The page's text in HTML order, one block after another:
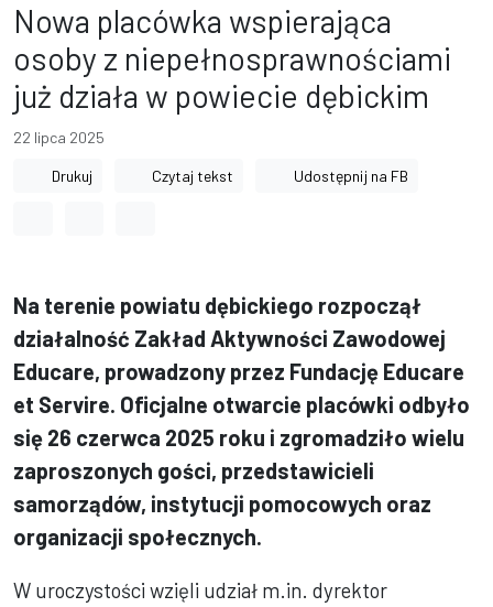
Nowa placówka wspierająca
osoby z niepełnosprawnościami
już działa w powiecie dębickim
22 lipca 2025
Drukuj Czytaj tekst Udostępnij na FB
Na terenie powiatu dębickiego rozpoczął
działalność Zakład Aktywności Zawodowej
Educare, prowadzony przez Fundację Educare
et Servire. Oficjalne otwarcie placówki odbyło
się 26 czerwca 2025 roku i zgromadziło wielu
zaproszonych gości, przedstawicieli
samorządów, instytucji pomocowych oraz
organizacji społecznych.
W uroczystości wzięli udział m.in. dyrektor